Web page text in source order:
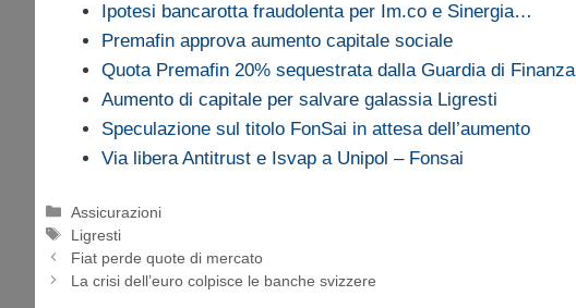
Ipotesi bancarotta fraudolenta per Im.co e Sinergia…
Premafin approva aumento capitale sociale
Quota Premafin 20% sequestrata dalla Guardia di Finanza
Aumento di capitale per salvare galassia Ligresti
Speculazione sul titolo FonSai in attesa dell’aumento
Via libera Antitrust e Isvap a Unipol – Fonsai
Categorie
Assicurazioni
Tag
Ligresti
Fiat perde quote di mercato
La crisi dell’euro colpisce le banche svizzere